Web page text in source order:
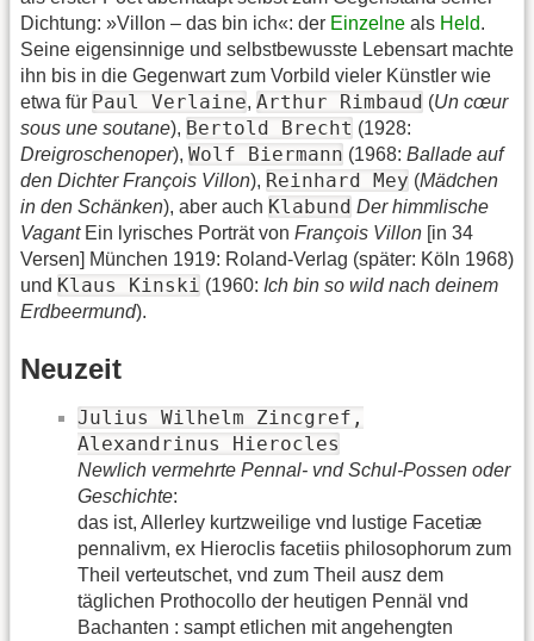
Dichtung: »Villon – das bin ich«: der Einzelne als Held.
Seine eigensinnige und selbstbewusste Lebensart machte
ihn bis in die Gegenwart zum Vorbild vieler Künstler wie
etwa für Paul Verlaine, Arthur Rimbaud (Un cœur
sous une soutane), Bertold Brecht (1928:
Dreigroschenoper), Wolf Biermann (1968: Ballade auf
den Dichter François Villon), Reinhard Mey (Mädchen
in den Schänken), aber auch Klabund Der himmlische
VagantEin lyrisches Porträt von François Villon [in 34
Versen] München 1919: Roland-Verlag (später: Köln 1968)
und Klaus Kinski (1960: Ich bin so wild nach deinem
Erdbeermund).
Neuzeit
Julius Wilhelm Zincgref,
Alexandrinus Hierocles
Newlich vermehrte Pennal- vnd Schul-Possen oder
Geschichte:
das ist, Allerley kurtzweilige vnd lustige Facetiæ
pennalivm, ex Hieroclis facetiis philosophorum zum
Theil verteutschet, vnd zum Theil ausz dem
täglichen Prothocollo der heutigen Pennäl vnd
Bachanten : sampt etlichen mit angehengten